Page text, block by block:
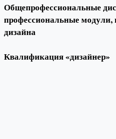
Общепрофессиональные
профессиональные модули,
дизайна
Квалификация «дизайнер»